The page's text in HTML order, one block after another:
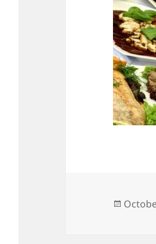
Posted